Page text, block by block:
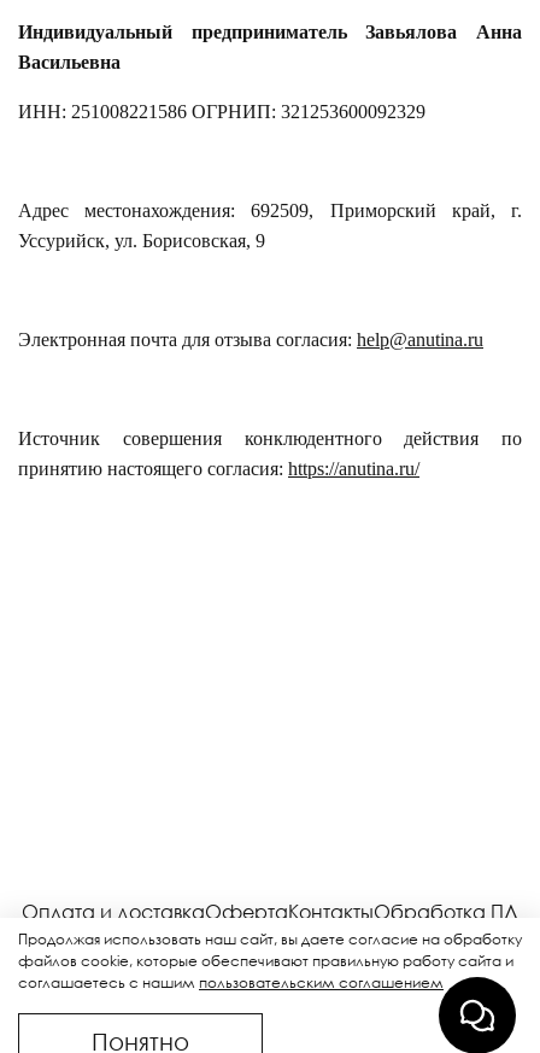
Индивидуальный предприниматель Завьялова Анна
Васильевна
ИНН: 251008221586 ОГРНИП: 321253600092329
Адрес местонахождения: 692509, Приморский край, г.
Уссурийск, ул. Борисовская, 9
Электронная почта для отзыва согласия: help@anutina.ru
Источник совершения конклюдентного действия по
принятию настоящего согласия: https://anutina.ru/
Оплата и доставкаОфертаКонтактыОбработка ПД
СоглашениеВозвратРекламная рассылка
Продолжая использовать наш сайт, вы даете согласие на обработку
файлов cookie, которые обеспечивают правильную работу сайта и
соглашаетесь с нашим пользовательским соглашением
Понятно